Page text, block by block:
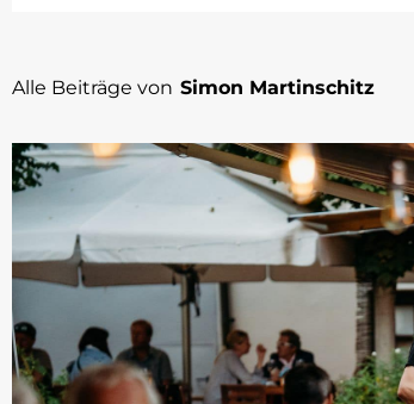
Alle Beiträge von Simon Martinschitz